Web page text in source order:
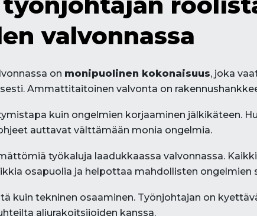
valvonnassa
on monipuolinen kokonaisuus, joka
Ammattitaitoinen valvonta on
kuin ongelmien korjaaminen jälkikäteen.
auttavat välttämään monia ongelmia.
työkaluja laadukkaassa valvonnassa.
osapuolia ja helpottaa mahdollisten ongelmien
kuin tekninen osaaminen. Työnjohtajan on
aliurakoitsijoiden kanssa.